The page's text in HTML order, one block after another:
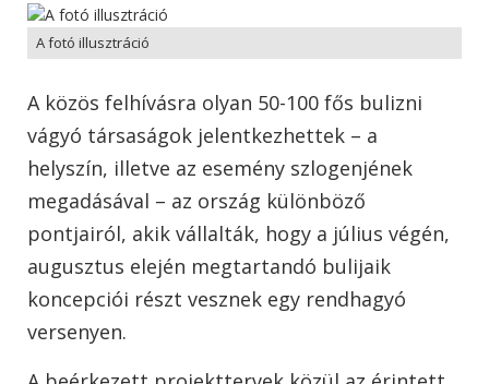
A fotó illusztráció
A közös felhívásra olyan 50-100 fős bulizni
vágyó társaságok jelentkezhettek – a
helyszín, illetve az esemény szlogenjének
megadásával – az ország különböző
pontjairól, akik vállalták, hogy a július végén,
augusztus elején megtartandó bulijaik
koncepciói részt vesznek egy rendhagyó
versenyen.